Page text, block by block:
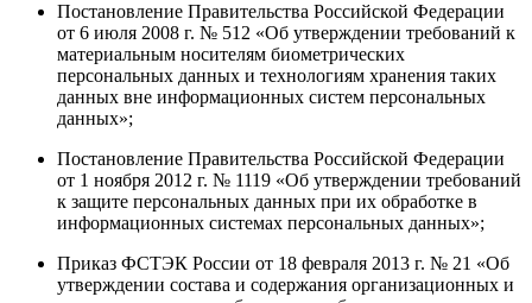
Постановление Правительства Российской Федерации
от 6 июля 2008 г. № 512 «Об утверждении требований к
материальным носителям биометрических
персональных данных и технологиям хранения таких
данных вне информационных систем персональных
данных»;
Постановление Правительства Российской Федерации
от 1 ноября 2012 г. № 1119 «Об утверждении требований
к защите персональных данных при их обработке в
информационных системах персональных данных»;
Приказ ФСТЭК России от 18 февраля 2013 г. № 21 «Об
утверждении состава и содержания организационных и